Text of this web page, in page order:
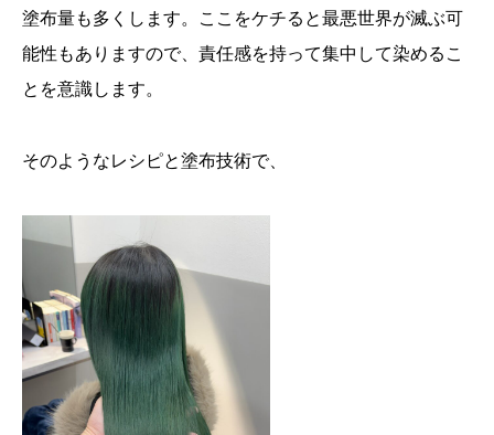
塗布量も多くします。ここをケチると最悪世界が滅ぶ可
能性もありますので、責任感を持って集中して染めるこ
とを意識します。
そのようなレシピと塗布技術で、